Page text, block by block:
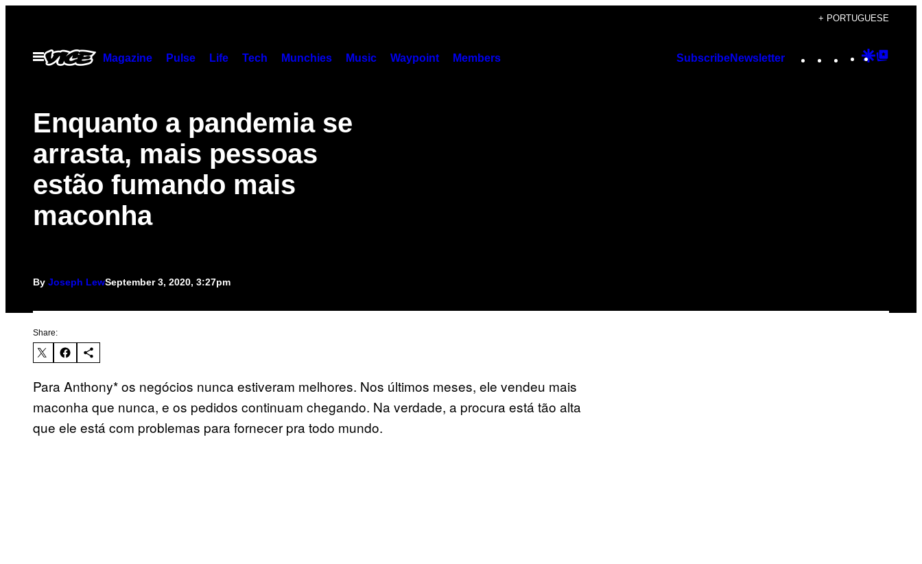
content
+ PORTUGUESE
Open
Menu
Magazine Pulse Life Tech Munchies Music Waypoint Members SubscribeNewsletter Instagram
TikTok
YouTube
Google
Enquanto a pandemia se
arrasta, mais pessoas
estão fumando mais
maconha
By Joseph LewSeptember 3, 2020, 3:27pm
Share:
Para Anthony* os negócios nunca estiveram melhores. Nos últimos meses, ele vendeu mais
maconha que nunca, e os pedidos continuam chegando. Na verdade, a procura está tão alta
que ele está com problemas para fornecer pra todo mundo.